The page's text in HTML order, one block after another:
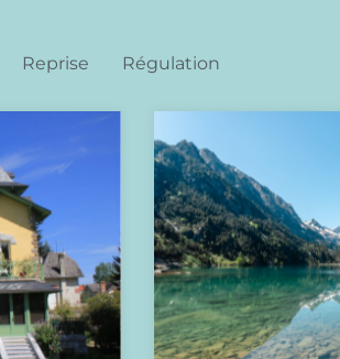
Reprise Régulation